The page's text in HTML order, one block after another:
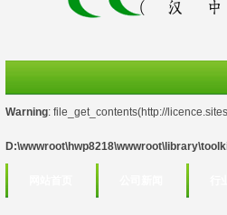
Warning: file_get_contents(http://